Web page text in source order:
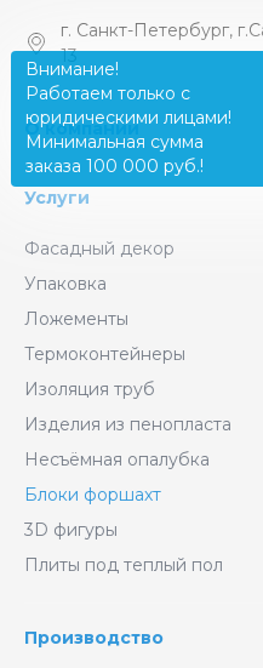
г. Санкт-Петербург,
13
О компании
Услуги
Фасадный декор
Упаковка
Ложементы
Термоконтейнеры
Изоляция труб
Изделия из пенопласта
Несъёмная опалубка
Блоки форшахт
3D фигуры
Плиты под теплый пол
Производство
Внимание!
Работаем только с
юридическими лицами!
Минимальная сумма
заказа 100 000 руб.!